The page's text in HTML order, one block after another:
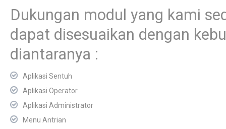
Dukungan modul yang kami
dapat disesuaikan dengan
diantaranya :
Aplikasi Sentuh
Aplikasi Operator
Aplikasi Administrator
Menu Antrian